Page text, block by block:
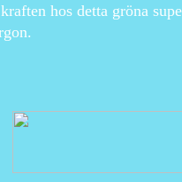
hos detta gröna